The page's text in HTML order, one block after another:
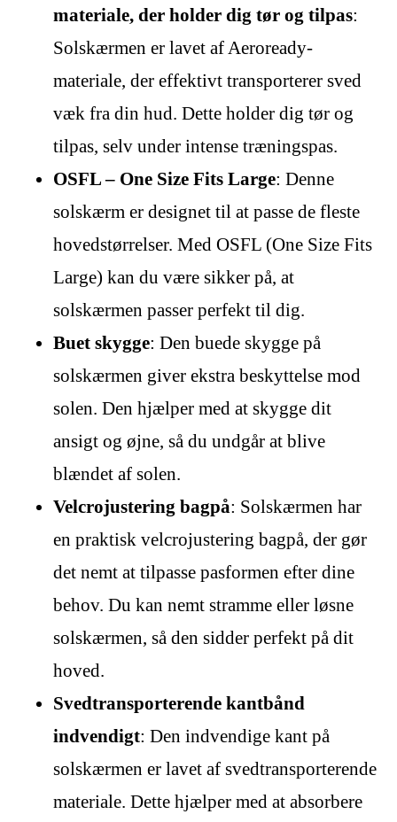
materiale, der holder dig tør og tilpas:
Solskærmen er lavet af Aeroready-
materiale, der effektivt transporterer sved
væk fra din hud. Dette holder dig tør og
tilpas, selv under intense træningspas.
OSFL – One Size Fits Large: Denne
solskærm er designet til at passe de fleste
hovedstørrelser. Med OSFL (One Size Fits
Large) kan du være sikker på, at
solskærmen passer perfekt til dig.
Buet skygge: Den buede skygge på
solskærmen giver ekstra beskyttelse mod
solen. Den hjælper med at skygge dit
ansigt og øjne, så du undgår at blive
blændet af solen.
Velcrojustering bagpå: Solskærmen har
en praktisk velcrojustering bagpå, der gør
det nemt at tilpasse pasformen efter dine
behov. Du kan nemt stramme eller løsne
solskærmen, så den sidder perfekt på dit
hoved.
Svedtransporterende kantbånd
indvendigt: Den indvendige kant på
solskærmen er lavet af svedtransporterende
materiale. Dette hjælper med at absorbere